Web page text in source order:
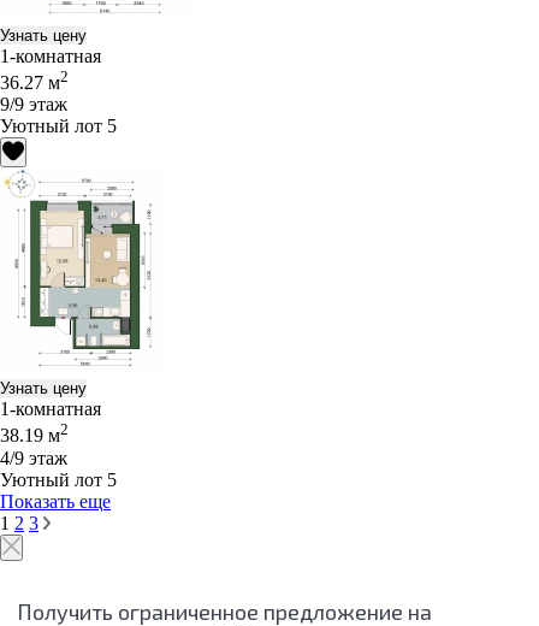
Узнать цену
1-комнатная
36.27 м2
9/9 этаж
Уютный лот 5
Узнать цену
1-комнатная
38.19 м2
4/9 этаж
Уютный лот 5
Показать еще
1 2 3
Получить ограниченное предложение на